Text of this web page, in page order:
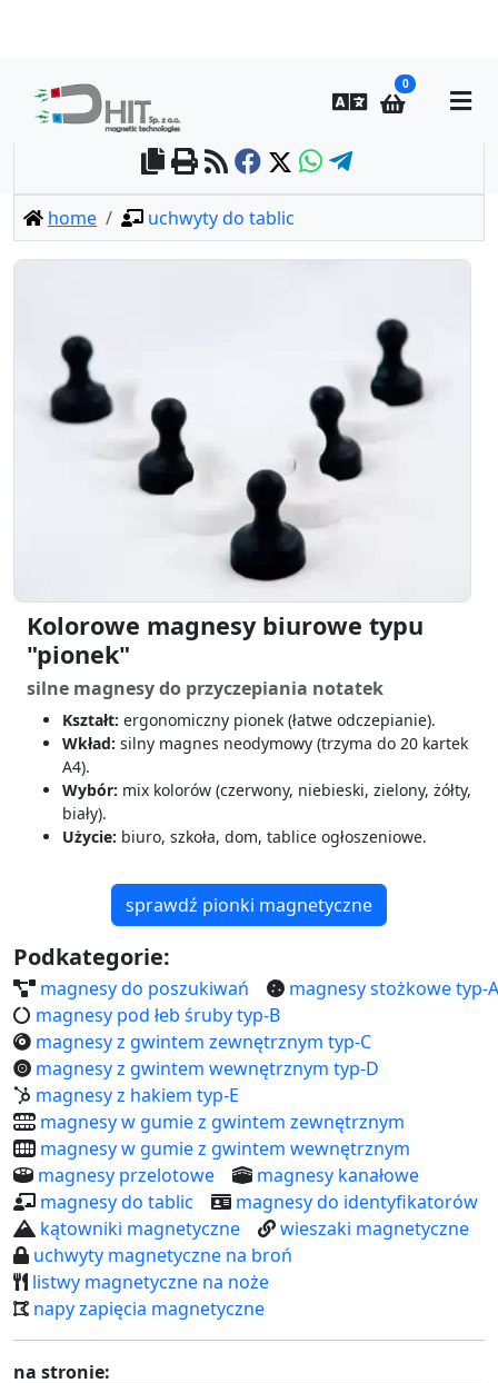
home uchwyty do tablic
Kolorowe magnesy biurowe typu
"pionek"
silne magnesy do przyczepiania notatek
Kształt: ergonomiczny pionek (łatwe odczepianie).
Wkład: silny magnes neodymowy (trzyma do 20 kartek
A4).
Wybór: mix kolorów (czerwony, niebieski, zielony, żółty,
biały).
Użycie: biuro, szkoła, dom, tablice ogłoszeniowe.
sprawdź pionki magnetyczne
Podkategorie:
magnesy do poszukiwań
magnesy stożkowe typ-A
magnesy pod łeb śruby typ-B
magnesy z gwintem zewnętrznym typ-C
magnesy z gwintem wewnętrznym typ-D
magnesy z hakiem typ-E
magnesy w gumie z gwintem zewnętrznym
magnesy w gumie z gwintem wewnętrznym
magnesy przelotowe
magnesy kanałowe
magnesy do tablic
magnesy do identyfikatorów
kątowniki magnetyczne
wieszaki magnetyczne
uchwyty magnetyczne na broń
listwy magnetyczne na noże
napy zapięcia magnetyczne
na stronie: